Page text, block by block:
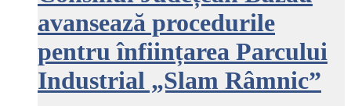
avansează procedurile
pentru înființarea Parcului
Industrial „Slam Râmnic”